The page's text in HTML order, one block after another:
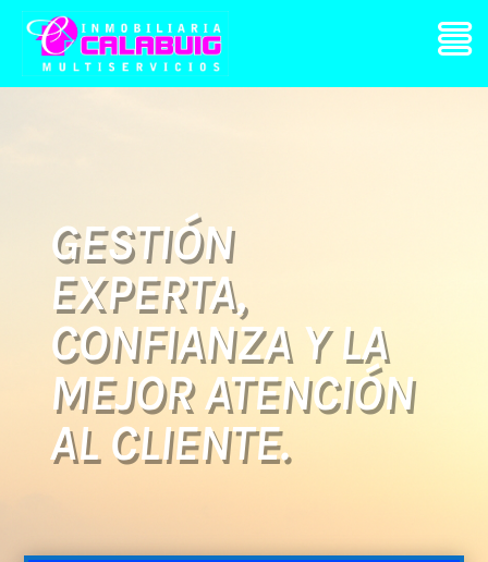
GESTIÓN
EXPERTA,
CONFIANZA Y LA
MEJOR ATENCIÓN
AL CLIENTE.